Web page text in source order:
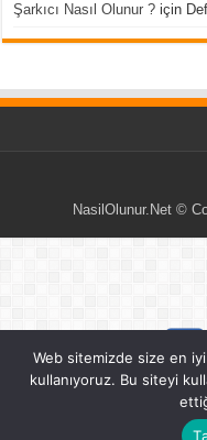
Şarkıcı Nasıl Olunur ? için
NasilOlunur.Net ©
Web sitemizde size en
kullanıyoruz. Bu siteyi